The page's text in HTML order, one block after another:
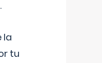
la
tu